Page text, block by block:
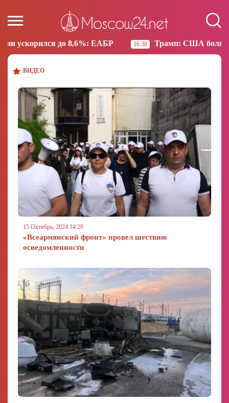
16:38 Трамп: США больше не намерены вести
ВИДЕО
15 Октябрь, 2024 14:20
«Всеармянский фронт» провел шествию
осведомленности